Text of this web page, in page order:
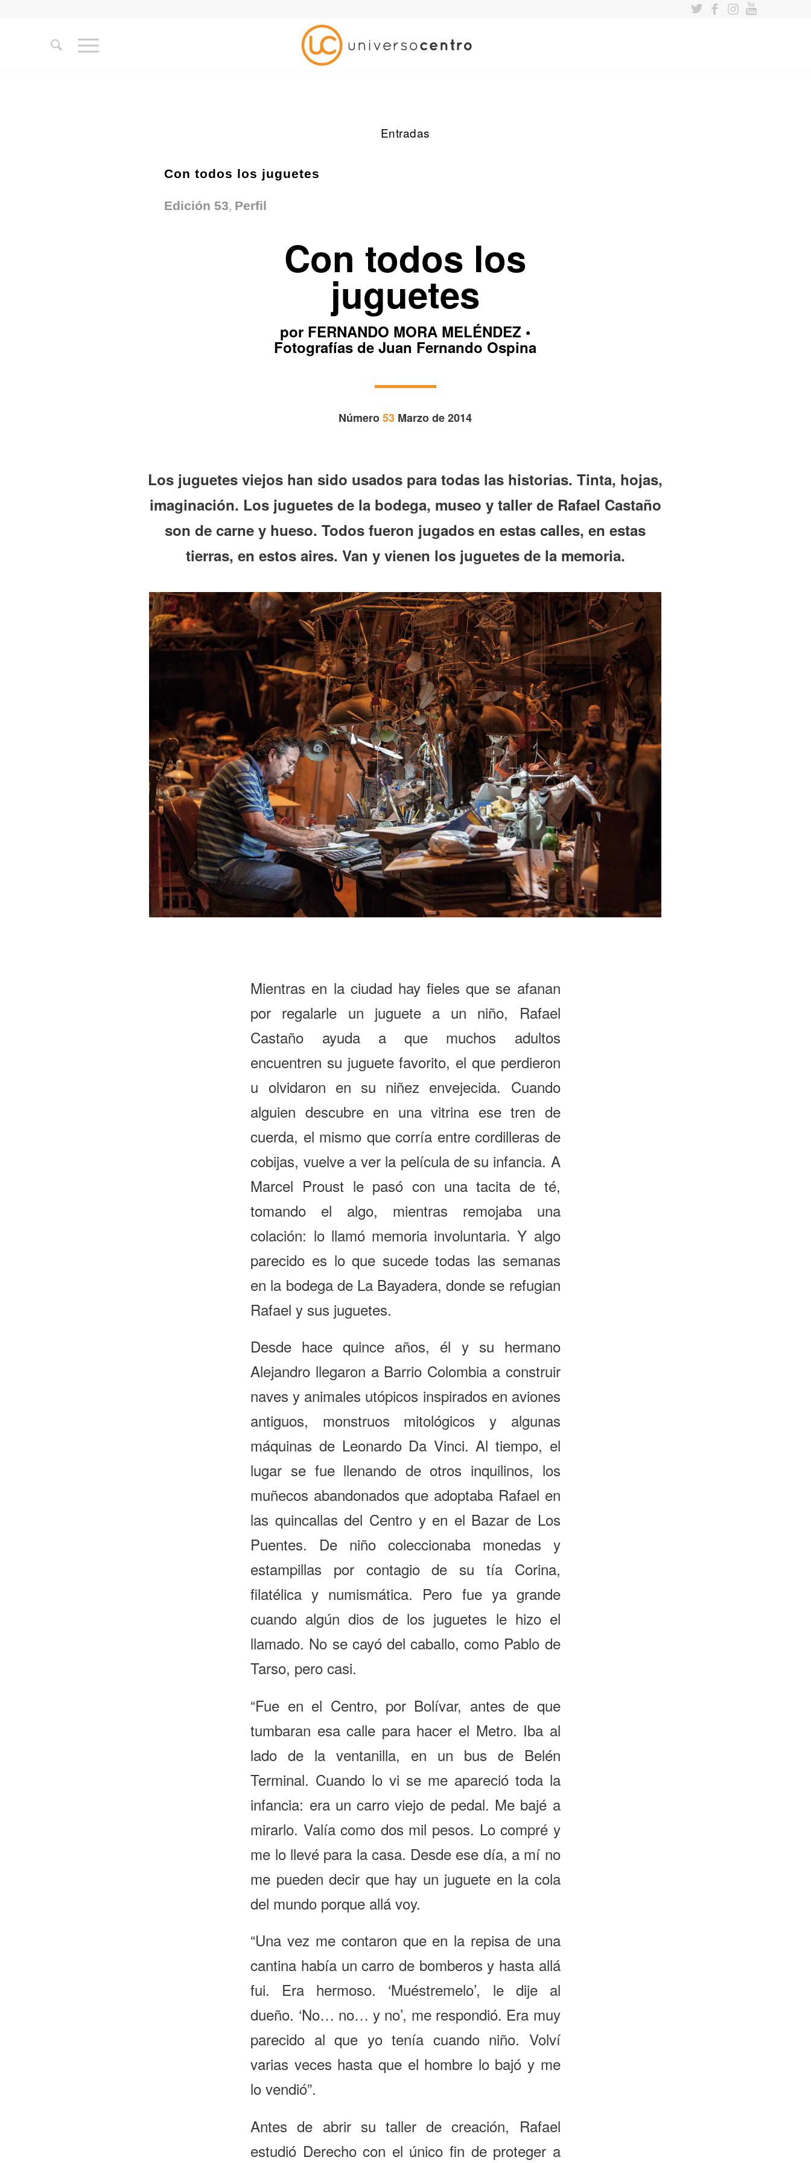
Entradas
Con todos los juguetes
Edición 53, Perfil
Con todos los
juguetes
por FERNANDO MORA MELÉNDEZ •
Fotografías de Juan Fernando Ospina
Número53 Marzo de 2014
Los juguetes viejos han sido usados para todas las historias. Tinta, hojas,
imaginación. Los juguetes de la bodega, museo y taller de Rafael Castaño
son de carne y hueso. Todos fueron jugados en estas calles, en estas
tierras, en estos aires. Van y vienen los juguetes de la memoria.
Mientras en la ciudad hay fieles que se afanan
por regalarle un juguete a un niño, Rafael
Castaño ayuda a que muchos adultos
encuentren su juguete favorito, el que perdieron
u olvidaron en su niñez envejecida. Cuando
alguien descubre en una vitrina ese tren de
cuerda, el mismo que corría entre cordilleras de
cobijas, vuelve a ver la película de su infancia. A
Marcel Proust le pasó con una tacita de té,
tomando el algo, mientras remojaba una
colación: lo llamó memoria involuntaria. Y algo
parecido es lo que sucede todas las semanas
en la bodega de La Bayadera, donde se refugian
Rafael y sus juguetes.
Desde hace quince años, él y su hermano
Alejandro llegaron a Barrio Colombia a construir
naves y animales utópicos inspirados en aviones
antiguos, monstruos mitológicos y algunas
máquinas de Leonardo Da Vinci. Al tiempo, el
lugar se fue llenando de otros inquilinos, los
muñecos abandonados que adoptaba Rafael en
las quincallas del Centro y en el Bazar de Los
Puentes. De niño coleccionaba monedas y
estampillas por contagio de su tía Corina,
filatélica y numismática. Pero fue ya grande
cuando algún dios de los juguetes le hizo el
llamado. No se cayó del caballo, como Pablo de
Tarso, pero casi.
“Fue en el Centro, por Bolívar, antes de que
tumbaran esa calle para hacer el Metro. Iba al
lado de la ventanilla, en un bus de Belén
Terminal. Cuando lo vi se me apareció toda la
infancia: era un carro viejo de pedal. Me bajé a
mirarlo. Valía como dos mil pesos. Lo compré y
me lo llevé para la casa. Desde ese día, a mí no
me pueden decir que hay un juguete en la cola
del mundo porque allá voy.
“Una vez me contaron que en la repisa de una
cantina había un carro de bomberos y hasta allá
fui. Era hermoso. ‘Muéstremelo’, le dije al
dueño. ‘No… no… y no’, me respondió. Era muy
parecido al que yo tenía cuando niño. Volví
varias veces hasta que el hombre lo bajó y me
lo vendió”.
Antes de abrir su taller de creación, Rafael
estudió Derecho con el único fin de proteger a